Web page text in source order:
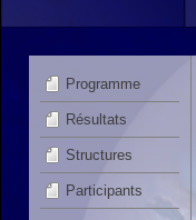
Programme
Résultats
Structures
Participants